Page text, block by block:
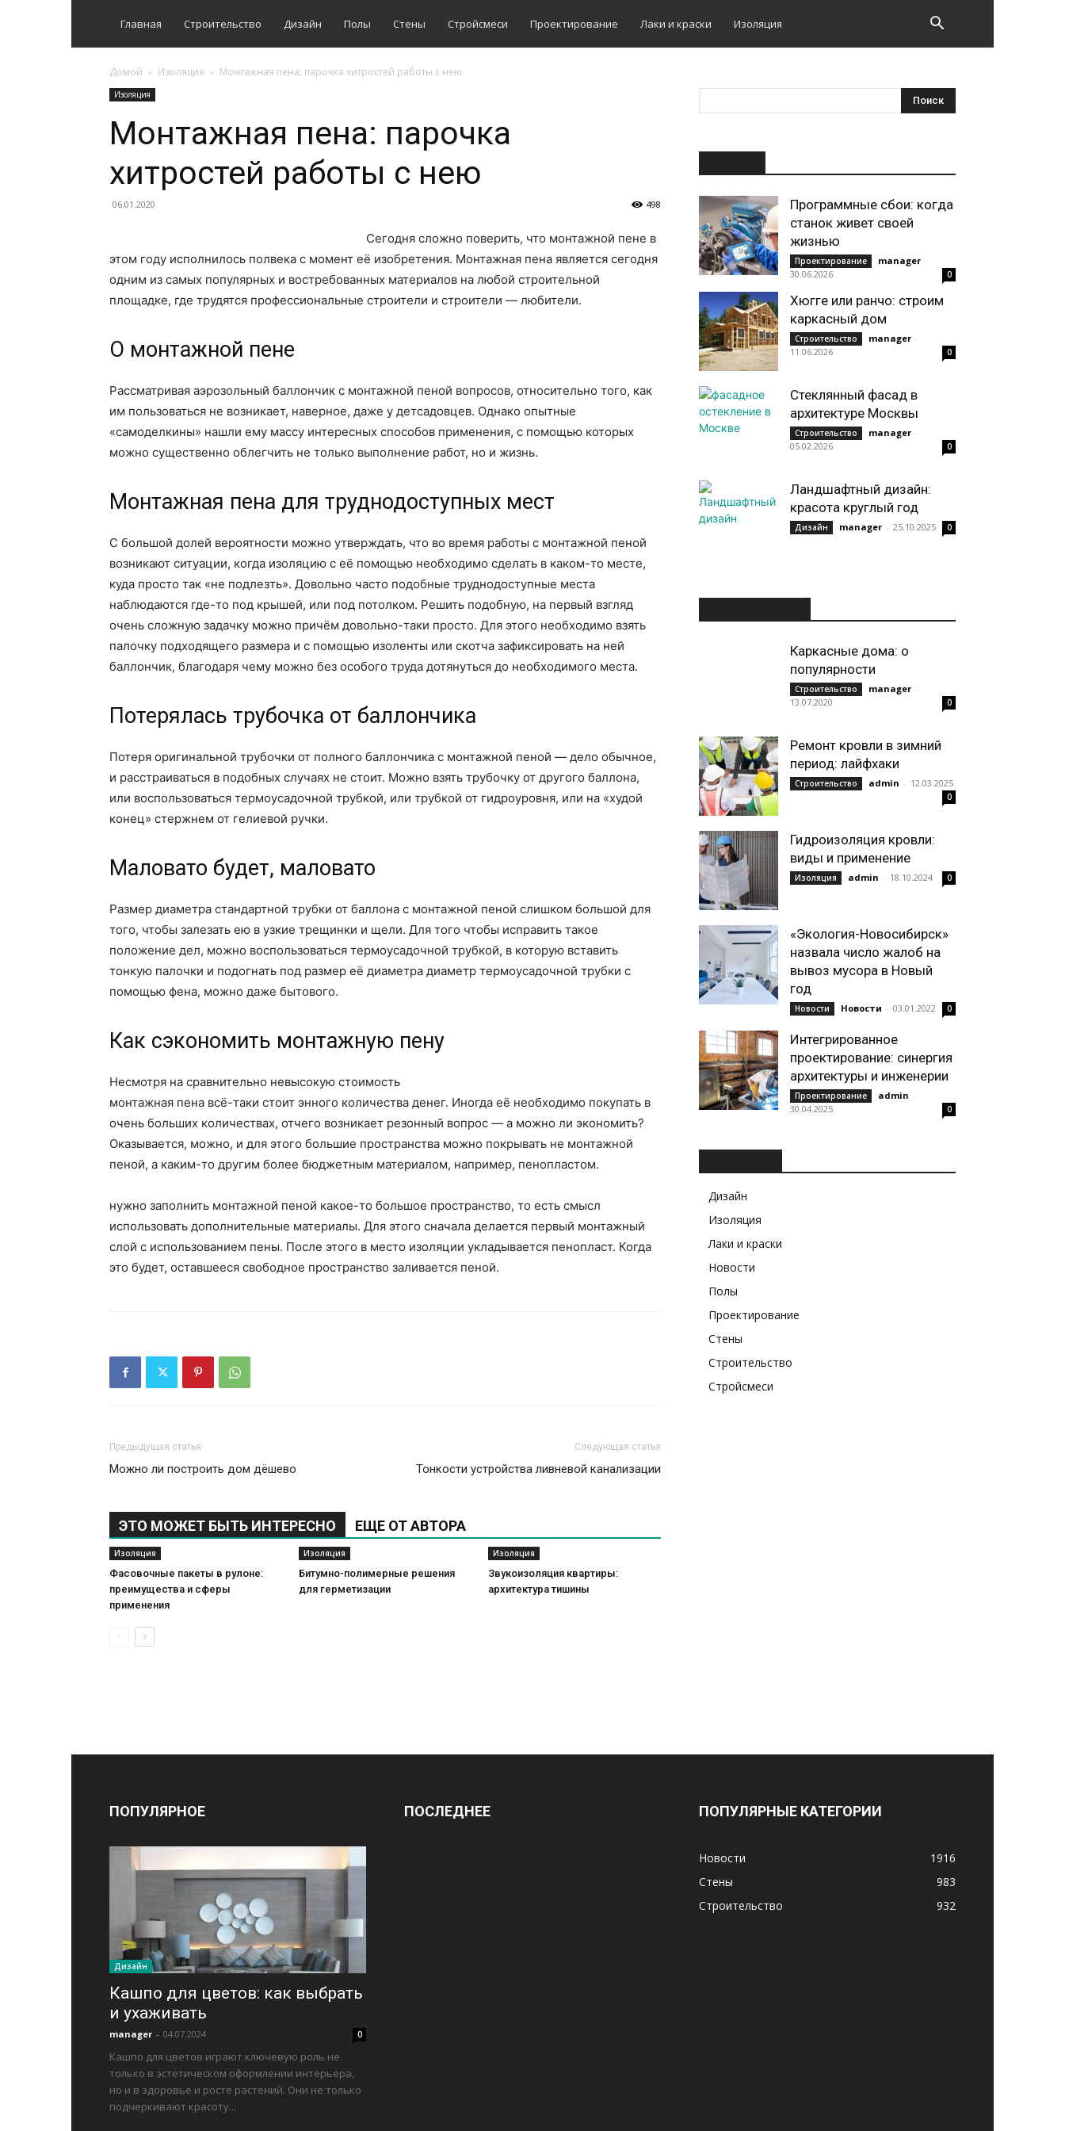
Главная Строительство Дизайн Полы Стены Стройсмеси Проектирование Лаки и краски Изоляция
Домой Изоляция Монтажная пена: парочка хитростей работы с нею
Изоляция
Монтажная пена: парочка
хитростей работы с нею
06.01.2020 498
Сегодня сложно поверить, что монтажной пене в
этом году исполнилось полвека с момент её изобретения. Монтажная пена является сегодня
одним из самых популярных и востребованных материалов на любой строительной
площадке, где трудятся профессиональные строители и строители — любители.
О монтажной пене
Рассматривая аэрозольный баллончик с монтажной пеной вопросов, относительно того, как
им пользоваться не возникает, наверное, даже у детсадовцев. Однако опытные
«самоделкины» нашли ему массу интересных способов применения, с помощью которых
можно существенно облегчить не только выполнение работ, но и жизнь.
Монтажная пена для труднодоступных мест
С большой долей вероятности можно утверждать, что во время работы с монтажной пеной
возникают ситуации, когда изоляцию с её помощью необходимо сделать в каком-то месте,
куда просто так «не подлезть». Довольно часто подобные труднодоступные места
наблюдаются где-то под крышей, или под потолком. Решить подобную, на первый взгляд
очень сложную задачку можно причём довольно-таки просто. Для этого необходимо взять
палочку подходящего размера и с помощью изоленты или скотча зафиксировать на ней
баллончик, благодаря чему можно без особого труда дотянуться до необходимого места.
Потерялась трубочка от баллончика
Потеря оригинальной трубочки от полного баллончика с монтажной пеной — дело обычное,
и расстраиваться в подобных случаях не стоит. Можно взять трубочку от другого баллона,
или воспользоваться термоусадочной трубкой, или трубкой от гидроуровня, или на «худой
конец» стержнем от гелиевой ручки.
Маловато будет, маловато
Размер диаметра стандартной трубки от баллона с монтажной пеной слишком большой для
того, чтобы залезать ею в узкие трещинки и щели. Для того чтобы исправить такое
положение дел, можно воспользоваться термоусадочной трубкой, в которую вставить
тонкую палочки и подогнать под размер её диаметра диаметр термоусадочной трубки с
помощью фена, можно даже бытового.
Как сэкономить монтажную пену
Несмотря на сравнительно невысокую стоимость
монтажная пена всё-таки стоит энного количества денег. Иногда её необходимо покупать в
очень больших количествах, отчего возникает резонный вопрос — а можно ли экономить?
Оказывается, можно, и для этого большие пространства можно покрывать не монтажной
пеной, а каким-то другим более бюджетным материалом, например, пенопластом.
нужно заполнить монтажной пеной какое-то большое пространство, то есть смысл
использовать дополнительные материалы. Для этого сначала делается первый монтажный
слой с использованием пены. После этого в место изоляции укладывается пенопласт. Когда
это будет, оставшееся свободное пространство заливается пеной.
Предыдущая статья
Можно ли построить дом дёшево
Следующая статья
Тонкости устройства ливневой канализации
ЭТО МОЖЕТ БЫТЬ ИНТЕРЕСНО ЕЩЕ ОТ АВТОРА
Изоляция
Фасовочные пакеты в рулоне:
преимущества и сферы
применения
Изоляция
Битумно-полимерные решения
для герметизации
Изоляция
Звукоизоляция квартиры:
архитектура тишины
Программные сбои: когда
станок живет своей
жизнью
Проектирование manager -
30.06.2026
0
Хюгге или ранчо: строим
каркасный дом
Строительство manager -
11.06.2026
0
Стеклянный фасад в
архитектуре Москвы
Строительство manager -
05.02.2026
0
Ландшафтный дизайн:
красота круглый год
Дизайн manager - 25.10.2025 0
Каркасные дома: о
популярности
Строительство manager -
13.07.2020
0
Ремонт кровли в зимний
период: лайфхаки
Строительство admin - 12.03.2025
0
Гидроизоляция кровли:
виды и применение
Изоляция admin - 18.10.2024 0
«Экология-Новосибирск»
назвала число жалоб на
вывоз мусора в Новый
год
Новости Новости - 03.01.2022 0
Интегрированное
проектирование: синергия
архитектуры и инженерии
Проектирование admin -
30.04.2025
0
Дизайн
Изоляция
Лаки и краски
Новости
Полы
Проектирование
Стены
Строительство
Стройсмеси
ПОПУЛЯРНОЕ
Дизайн
Кашпо для цветов: как выбрать
и ухаживать
manager - 04.07.2024 0
Кашпо для цветов играют ключевую роль не
только в эстетическом оформлении интерьера,
но и в здоровье и росте растений. Они не только
подчеркивают красоту...
ПОСЛЕДНЕЕ ПОПУЛЯРНЫЕ КАТЕГОРИИ
Новости
1916
Стены
983
Строительство
932